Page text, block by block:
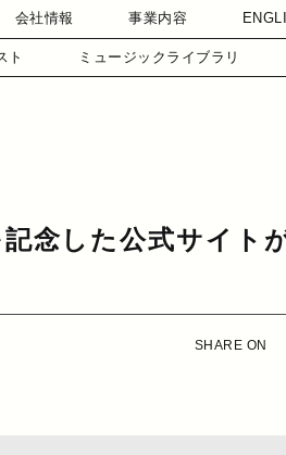
会社情報 事業内容
ト ミュージックライブラリ
念した公式サイト
SHARE ON